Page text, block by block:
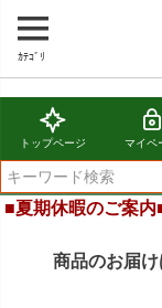
ｶﾃｺﾞﾘ
トップページ マイペ
■夏期休暇のご案内
商品のお届けは